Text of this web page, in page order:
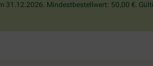
Flugzeug.
Mindestbestellwert: 50,00 €.